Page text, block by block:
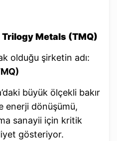
Metals (TMQ)
olduğu şirketin adı:
büyük ölçekli bakır
enerji dönüşümü,
sanayii için kritik
gösteriyor.